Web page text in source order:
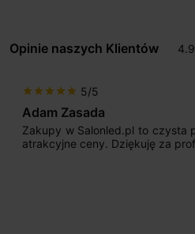
Opinie naszych Klientów
star star star star star 5/5
Max777
Jestem bardzo
początku uderzyło mnie